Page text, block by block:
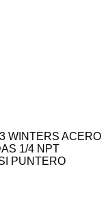
WINTERS ACERO
1/4 NPT
PUNTERO